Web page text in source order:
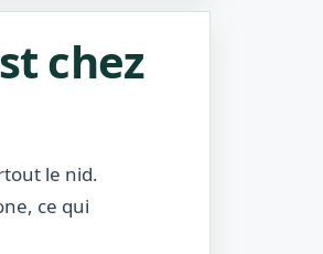
chez
le nid.
ce qui